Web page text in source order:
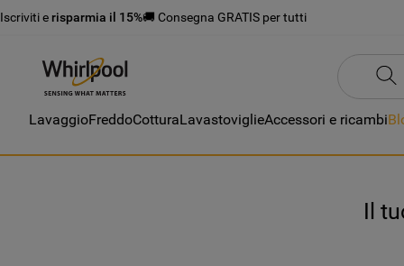
Iscriviti e risparmia il 15%🚚 Consegna GRATIS per tutti
LavaggioFreddoCotturaLavastoviglieAccessori e ricambi
Il